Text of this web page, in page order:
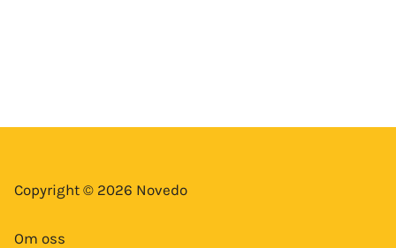
Copyright © 2026 Novedo
Om oss